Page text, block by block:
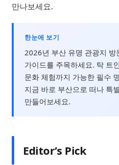
만나보세요.
한눈에 보기
2026년 부산 유명 관광지 방
가이드를 주목하세요. 탁 트
문화 체험까지 가능한 필수
지금 바로 부산으로 떠나 특
만들어보세요.
Editor’s Pick